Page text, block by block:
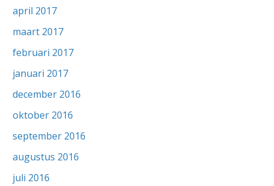
april 2017
maart 2017
februari 2017
januari 2017
december 2016
oktober 2016
september 2016
augustus 2016
juli 2016